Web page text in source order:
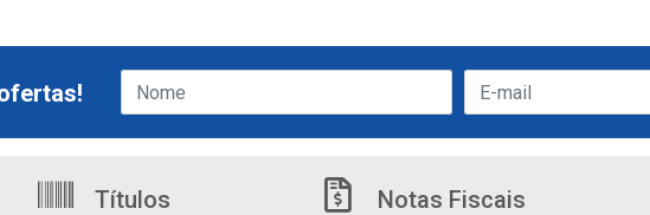
Títulos Notas Fiscais